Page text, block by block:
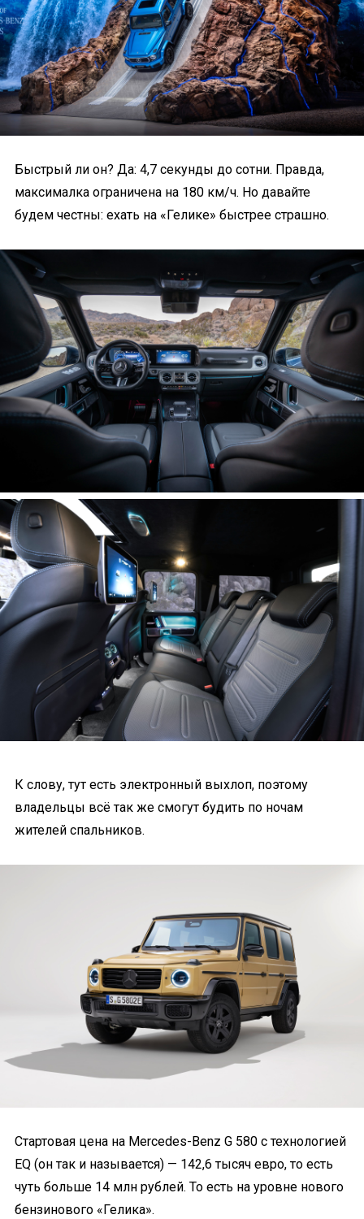
Быстрый ли он? Да: 4,7 секунды до сотни. Правда,
максималка ограничена на 180 км/ч. Но давайте
будем честны: ехать на «Гелике» быстрее страшно.
К слову, тут есть электронный выхлоп, поэтому
владельцы всё так же смогут будить по ночам
жителей спальников.
Стартовая цена на Mercedes-Benz G 580 с технологией
EQ (он так и называется) — 142,6 тысяч евро, то есть
чуть больше 14 млн рублей. То есть на уровне нового
бензинового «Гелика».